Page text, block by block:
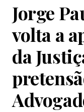
Jorge
volta a
da